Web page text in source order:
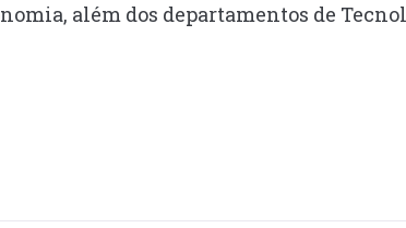
além dos departamentos de